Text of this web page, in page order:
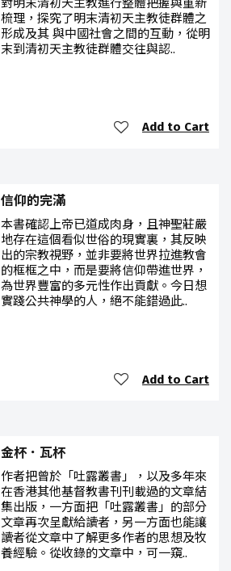
對明末清初天主教進行整體把握與重新
梳理，探究了明末清初天主教徒群體之
形成及其 與中國社會之間的互動，從明
末到清初天主教徒群體交往與認..
Add to Cart
信仰的完滿
本書確認上帝已道成肉身，且神聖莊嚴
地存在這個看似世俗的現實裏，其反映
出的宗教視野，並非要將世界拉進教會
的框框之中，而是要將信仰帶進世界，
為世界豐富的多元性作出貢獻。今日想
實踐公共神學的人，絕不能錯過此..
Add to Cart
金杯．瓦杯
作者把曾於「吐露叢書」，以及多年來
在香港其他基督教書刊刊載過的文章結
集出版，一方面把「吐露叢書」的部分
文章再次呈獻給讀者，另一方面也能讓
讀者從文章中了解更多作者的思想及牧
養經驗。從收錄的文章中，可一窺..